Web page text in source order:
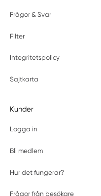
Frågor & Svar
Filter
Integritetspolicy
Sajtkarta
Kunder
Logga in
Bli medlem
Hur det fungerar?
Frågor från besökare